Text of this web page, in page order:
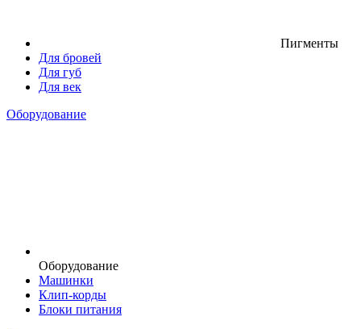
Пигменты
Для бровей
Для губ
Для век
Оборудование
Оборудование
Машинки
Клип-корды
Блоки питания